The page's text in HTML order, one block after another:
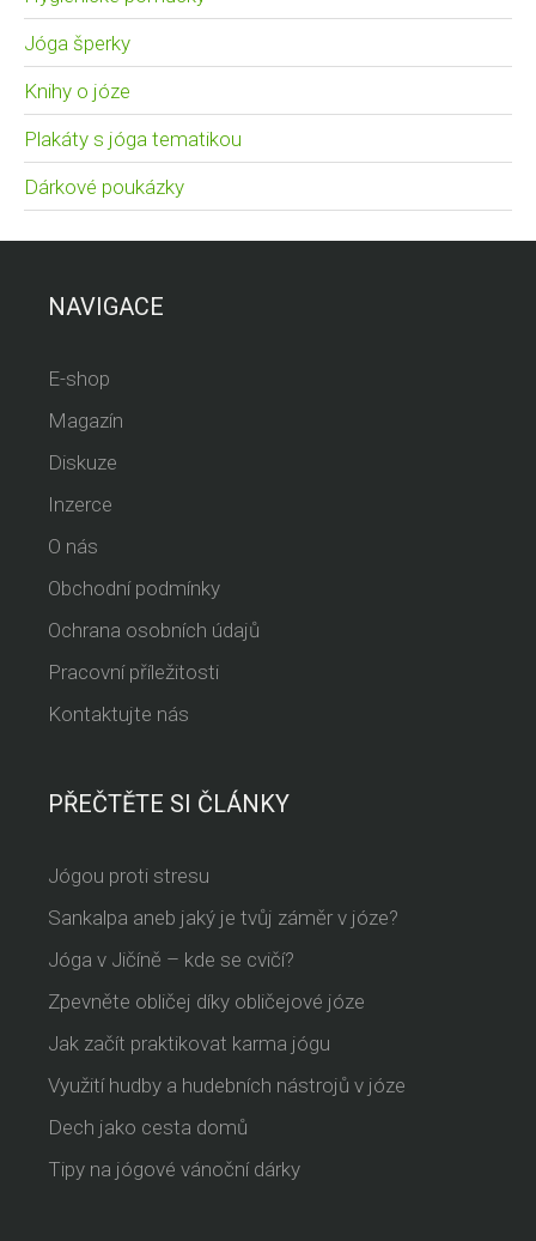
Jóga šperky
Knihy o józe
Plakáty s jóga tematikou
Dárkové poukázky
NAVIGACE
E-shop
Magazín
Diskuze
Inzerce
O nás
Obchodní podmínky
Ochrana osobních údajů
Pracovní příležitosti
Kontaktujte nás
PŘEČTĚTE SI ČLÁNKY
Jógou proti stresu
Sankalpa aneb jaký je tvůj záměr v józe?
Jóga v Jičíně – kde se cvičí?
Zpevněte obličej díky obličejové józe
Jak začít praktikovat karma jógu
Využití hudby a hudebních nástrojů v józe
Dech jako cesta domů
Tipy na jógové vánoční dárky